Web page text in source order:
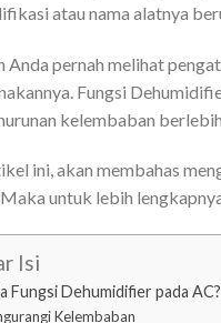
atau nama alatnya
Anda pernah melihat
Fungsi
kelembaban
ini, akan membahas
untuk lebih
Isi
Fungsi Dehumidifier pada AC?
Kelembaban